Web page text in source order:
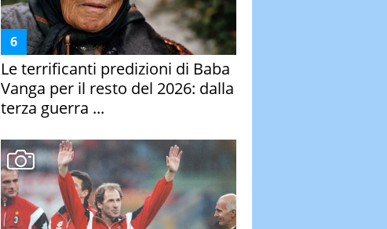
Le terrificanti predizioni di Baba
Vanga per il resto del 2026: dalla
terza guerra ...